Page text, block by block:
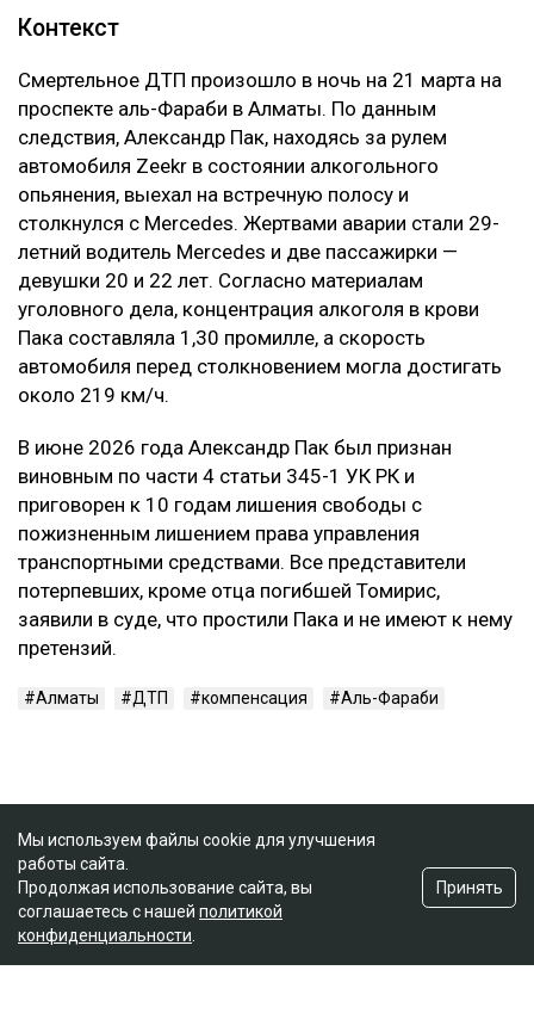
Контекст
Смертельное ДТП произошло в ночь на 21 марта на
проспекте аль-Фараби в Алматы. По данным
следствия, Александр Пак, находясь за рулем
автомобиля Zeekr в состоянии алкогольного
опьянения, выехал на встречную полосу и
столкнулся с Mercedes. Жертвами аварии стали 29-
летний водитель Mercedes и две пассажирки —
девушки 20 и 22 лет. Согласно материалам
уголовного дела, концентрация алкоголя в крови
Пака составляла 1,30 промилле, а скорость
автомобиля перед столкновением могла достигать
около 219 км/ч.
В июне 2026 года Александр Пак был признан
виновным по части 4 статьи 345-1 УК РК и
приговорен к 10 годам лишения свободы с
пожизненным лишением права управления
транспортными средствами. Все представители
потерпевших, кроме отца погибшей Томирис,
заявили в суде, что простили Пака и не имеют к нему
претензий.
Алматы ДТП компенсация Аль-Фараби
Мы используем файлы cookie для улучшения
работы сайта.
Продолжая использование сайта, вы
соглашаетесь с нашей политикой
конфиденциальности
Принять